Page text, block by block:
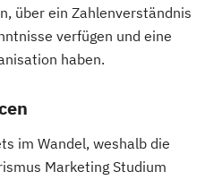
über ein Zahlenverständnis
verfügen und eine
haben.
im Wandel, weshalb die
Marketing Studium